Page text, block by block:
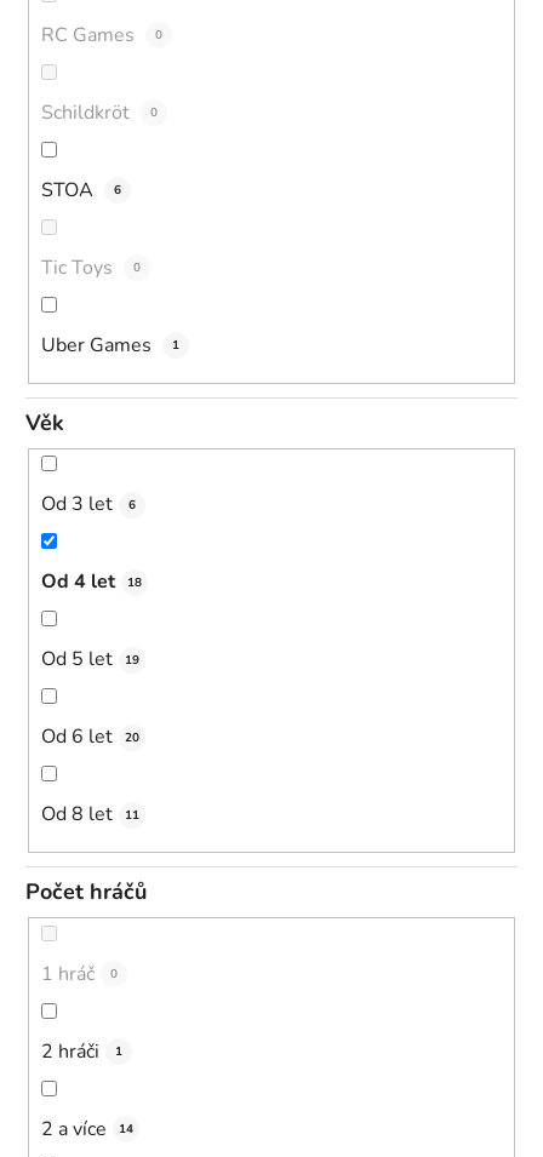
RC Games 0
Schildkröt 0
STOA 6
Tic Toys 0
Uber Games 1
Věk
Od 3 let 6
Od 4 let 18
Od 5 let 19
Od 6 let 20
Od 8 let 11
Počet hráčů
1 hráč 0
2 hráči 1
2 a více 14